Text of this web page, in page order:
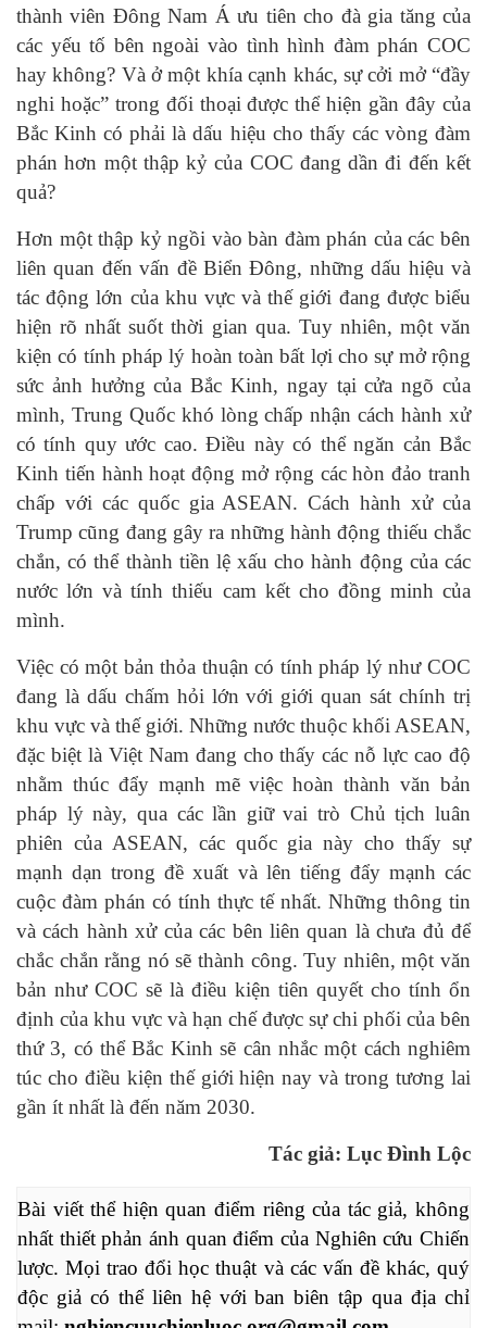
thành viên Đông Nam Á ưu tiên cho đà gia tăng của
các yếu tố bên ngoài vào tình hình đàm phán COC
hay không? Và ở một khía cạnh khác, sự cởi mở “đầy
nghi hoặc” trong đối thoại được thể hiện gần đây của
Bắc Kinh có phải là dấu hiệu cho thấy các vòng đàm
phán hơn một thập kỷ của COC đang dần đi đến kết
quả?
Hơn một thập kỷ ngồi vào bàn đàm phán của các bên
liên quan đến vấn đề Biển Đông, những dấu hiệu và
tác động lớn của khu vực và thế giới đang được biểu
hiện rõ nhất suốt thời gian qua. Tuy nhiên, một văn
kiện có tính pháp lý hoàn toàn bất lợi cho sự mở rộng
sức ảnh hưởng của Bắc Kinh, ngay tại cửa ngõ của
mình, Trung Quốc khó lòng chấp nhận cách hành xử
có tính quy ước cao. Điều này có thể ngăn cản Bắc
Kinh tiến hành hoạt động mở rộng các hòn đảo tranh
chấp với các quốc gia ASEAN. Cách hành xử của
Trump cũng đang gây ra những hành động thiếu chắc
chắn, có thể thành tiền lệ xấu cho hành động của các
nước lớn và tính thiếu cam kết cho đồng minh của
mình.
Việc có một bản thỏa thuận có tính pháp lý như COC
đang là dấu chấm hỏi lớn với giới quan sát chính trị
khu vực và thế giới. Những nước thuộc khối ASEAN,
đặc biệt là Việt Nam đang cho thấy các nỗ lực cao độ
nhằm thúc đẩy mạnh mẽ việc hoàn thành văn bản
pháp lý này, qua các lần giữ vai trò Chủ tịch luân
phiên của ASEAN, các quốc gia này cho thấy sự
mạnh dạn trong đề xuất và lên tiếng đẩy mạnh các
cuộc đàm phán có tính thực tế nhất. Những thông tin
và cách hành xử của các bên liên quan là chưa đủ để
chắc chắn rằng nó sẽ thành công. Tuy nhiên, một văn
bản như COC sẽ là điều kiện tiên quyết cho tính ổn
định của khu vực và hạn chế được sự chi phối của bên
thứ 3, có thể Bắc Kinh sẽ cân nhắc một cách nghiêm
túc cho điều kiện thế giới hiện nay và trong tương lai
gần ít nhất là đến năm 2030.
Tác giả: Lục Đình Lộc
Bài viết thể hiện quan điểm riêng của tác giả, không
nhất thiết phản ánh quan điểm của Nghiên cứu Chiến
lược. Mọi trao đổi học thuật và các vấn đề khác, quý
độc giả có thể liên hệ với ban biên tập qua địa chỉ